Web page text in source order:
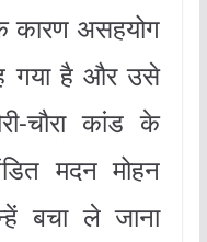
कारण असहयोग
गया है और उसे
चौरा कांड के
मदन मोहन
बचा ले जाना